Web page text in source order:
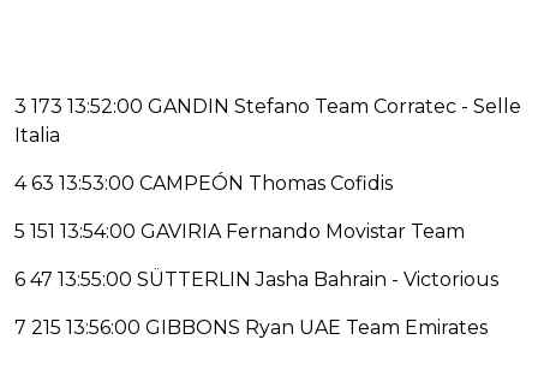
3 173 13:52:00 GANDIN Stefano Team Corratec - Selle
Italia
4 63 13:53:00 CAMPEÓN Thomas Cofidis
5 151 13:54:00 GAVIRIA Fernando Movistar Team
6 47 13:55:00 SÜTTERLIN Jasha Bahrain - Victorious
7 215 13:56:00 GIBBONS Ryan UAE Team Emirates